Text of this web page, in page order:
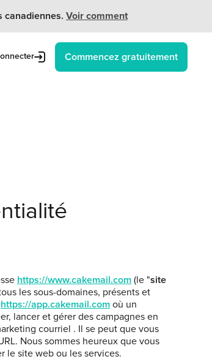
canadiennes. Voir comment
Commencez gratuitement
https://www.cakemail.com (le "site
les sous-domaines, présents et
https://app.cakemail.com où un
lancer et gérer des campagnes en
courriel . Il se peut que vous
Nous sommes heureux que vous
le site web ou les services.